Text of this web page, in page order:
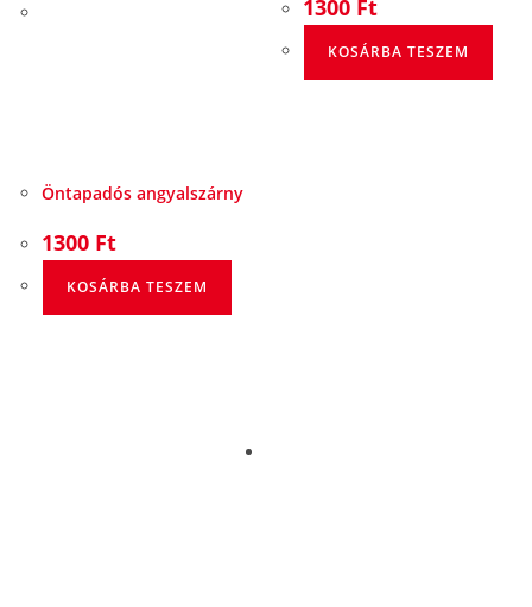
Öntapadós angyalszárny
1300 Ft
KOSÁRBA TESZEM
1300 Ft
KOSÁRBA TESZEM